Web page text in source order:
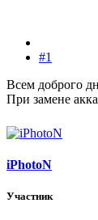
#1
Всем доброго
При замене
iPhotoN
Участник